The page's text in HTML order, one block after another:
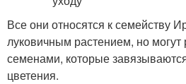
Все они относятся к семейству
луковичным растением, но могут
семенами, которые
цветения.